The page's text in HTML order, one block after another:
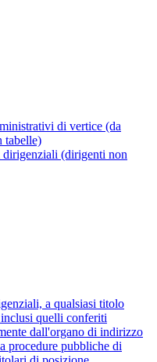
di vertice (da
tabelle)
(dirigenti non
a qualsiasi titolo
quelli conferiti
dall'organo di indirizzo
procedure pubbliche di